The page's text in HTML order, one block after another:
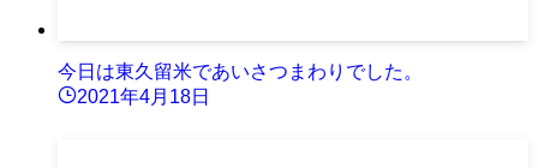
今日は東久留米であいさつまわりでした。
2021年4月18日